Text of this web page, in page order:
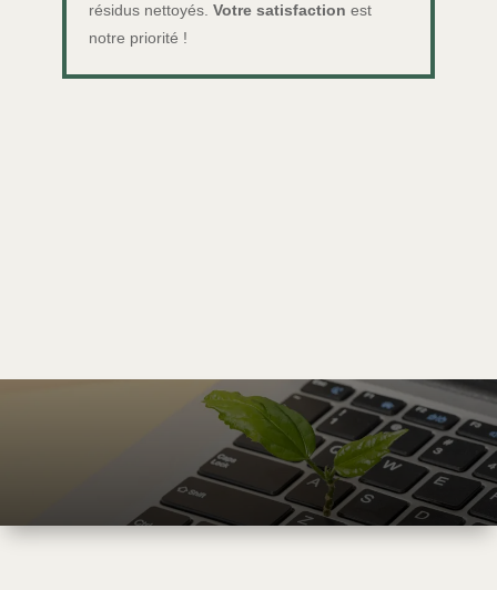
résidus nettoyés. Votre satisfaction est
notre priorité !